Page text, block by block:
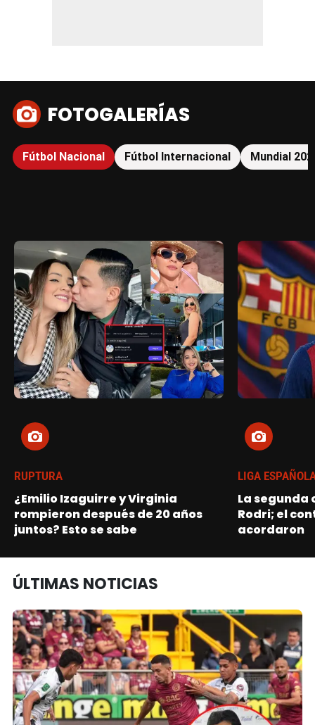
FOTOGALERÍAS
Fútbol Nacional Fútbol Internacional Mundial
RUPTURA
¿Emilio Izaguirre y Virginia
rompieron después de 20 años
juntos? Esto se sabe
LIGA
La
Rodri; el
acordaron
ÚLTIMAS NOTICIAS